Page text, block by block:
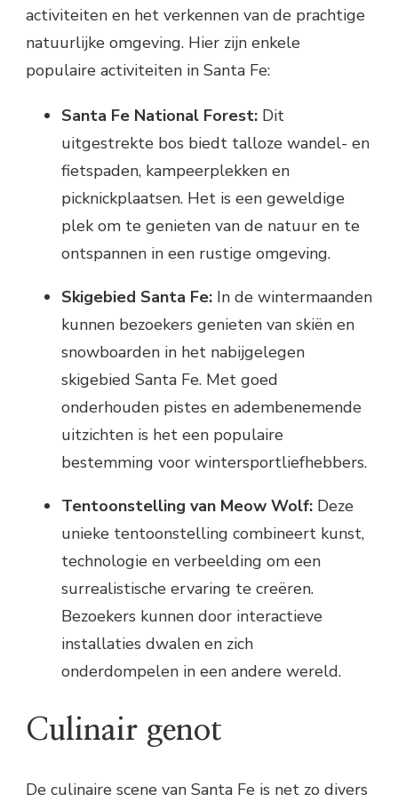
activiteiten en het verkennen van de prachtige
natuurlijke omgeving. Hier zijn enkele
populaire activiteiten in Santa Fe:
Santa Fe National Forest: Dit
uitgestrekte bos biedt talloze wandel- en
fietspaden, kampeerplekken en
picknickplaatsen. Het is een geweldige
plek om te genieten van de natuur en te
ontspannen in een rustige omgeving.
Skigebied Santa Fe: In de wintermaanden
kunnen bezoekers genieten van skiën en
snowboarden in het nabijgelegen
skigebied Santa Fe. Met goed
onderhouden pistes en adembenemende
uitzichten is het een populaire
bestemming voor wintersportliefhebbers.
Tentoonstelling van Meow Wolf: Deze
unieke tentoonstelling combineert kunst,
technologie en verbeelding om een
surrealistische ervaring te creëren.
Bezoekers kunnen door interactieve
installaties dwalen en zich
onderdompelen in een andere wereld.
Culinair genot
De culinaire scene van Santa Fe is net zo divers